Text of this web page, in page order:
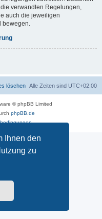
Ihnen den
zu
verwandten Regelungen,
auch die jeweiligen
Alle Zeiten sind UTC+02:00
löschen
© phpBB Limited
phpBB.de